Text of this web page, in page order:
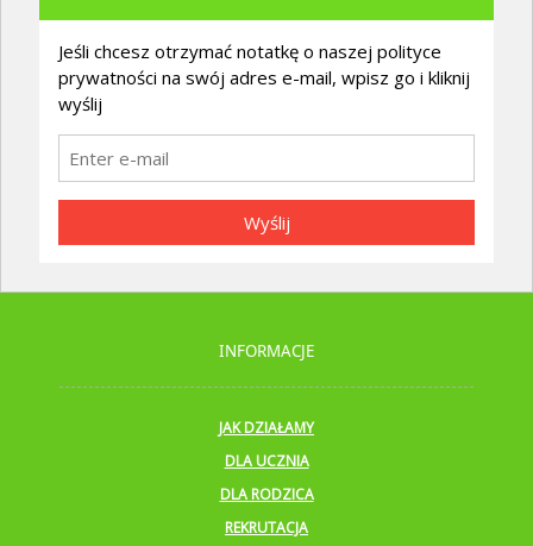
Jeśli chcesz otrzymać notatkę o naszej polityce
prywatności na swój adres e-mail, wpisz go i kliknij
wyślij
Wyślij
INFORMACJE
JAK DZIAŁAMY
DLA UCZNIA
DLA RODZICA
REKRUTACJA